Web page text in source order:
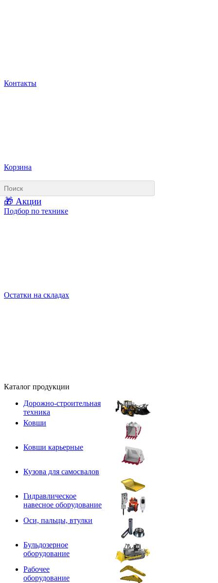
Контакты
Корзина
🎁 Акции
Подбор по технике
Остатки на складах
Каталог продукции
Дорожно-строительная
техника
Ковши
Ковши карьерные
Кузова для самосвалов
Гидравлическое
навесное оборудование
Оси, пальцы, втулки
Бульдозерное
оборудование
Рабочее
оборудование